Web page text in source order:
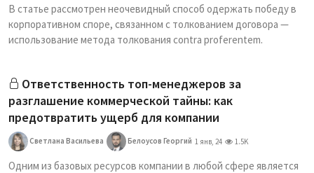
В статье рассмотрен неочевидный способ одержать победу в
корпоративном споре, связанном с толкованием договора —
использование метода толкования contra proferentem.
Ответственность топ-менеджеров за
разглашение коммерческой тайны: как
предотвратить ущерб для компании
Светлана Васильева Белоусов Георгий 1 янв, 24 1.5K
Одним из базовых ресурсов компании в любой сфере является